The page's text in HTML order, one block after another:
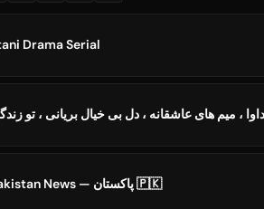
Drama Serial
The Pakistan News — پاکستان 🇵🇰